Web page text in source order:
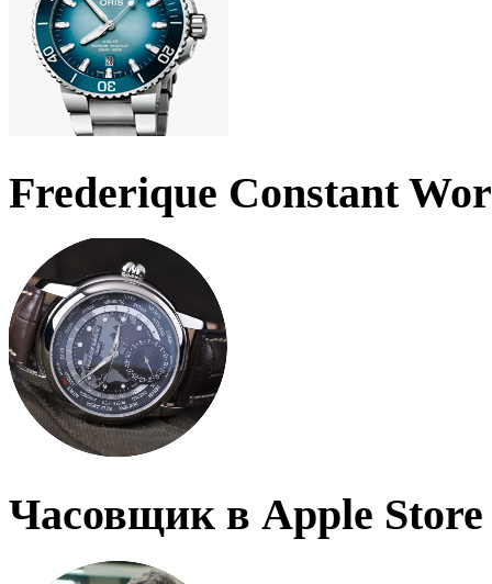
Frederique Constant
Часовщик в Apple Store